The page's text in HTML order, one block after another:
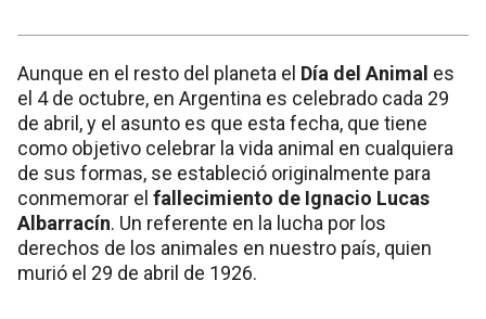
Aunque en el resto del planeta el Día del Animal es
el 4 de octubre, en Argentina es celebrado cada 29
de abril, y el asunto es que esta fecha, que tiene
como objetivo celebrar la vida animal en cualquiera
de sus formas, se estableció originalmente para
conmemorar el fallecimiento de Ignacio Lucas
Albarracín. Un referente en la lucha por los
derechos de los animales en nuestro país, quien
murió el 29 de abril de 1926.